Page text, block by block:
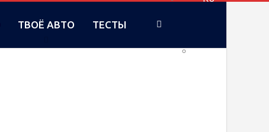
UA
ТВОЁ АВТО ТЕСТЫ